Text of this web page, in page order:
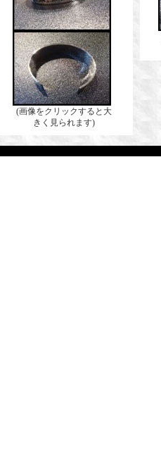
(画像をクリックすると大
きく見られます)